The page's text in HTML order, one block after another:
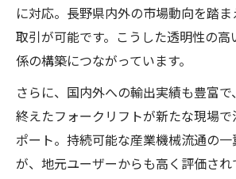
に対応。長野県内外の市場動向を踏
取引が可能です。こうした透明性の高
係の構築につながっています。
さらに、国内外への輸出実績も豊富
終えたフォークリフトが新たな現場
ポート。持続可能な産業機械流通の
が、地元ユーザーからも高く評価され